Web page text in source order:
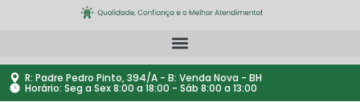
R: Padre Pedro Pinto, 394/A - B: Venda Nova - BH
Horário: Seg a Sex 8:00 a 18:00 - Sáb 8:00 a 13:00